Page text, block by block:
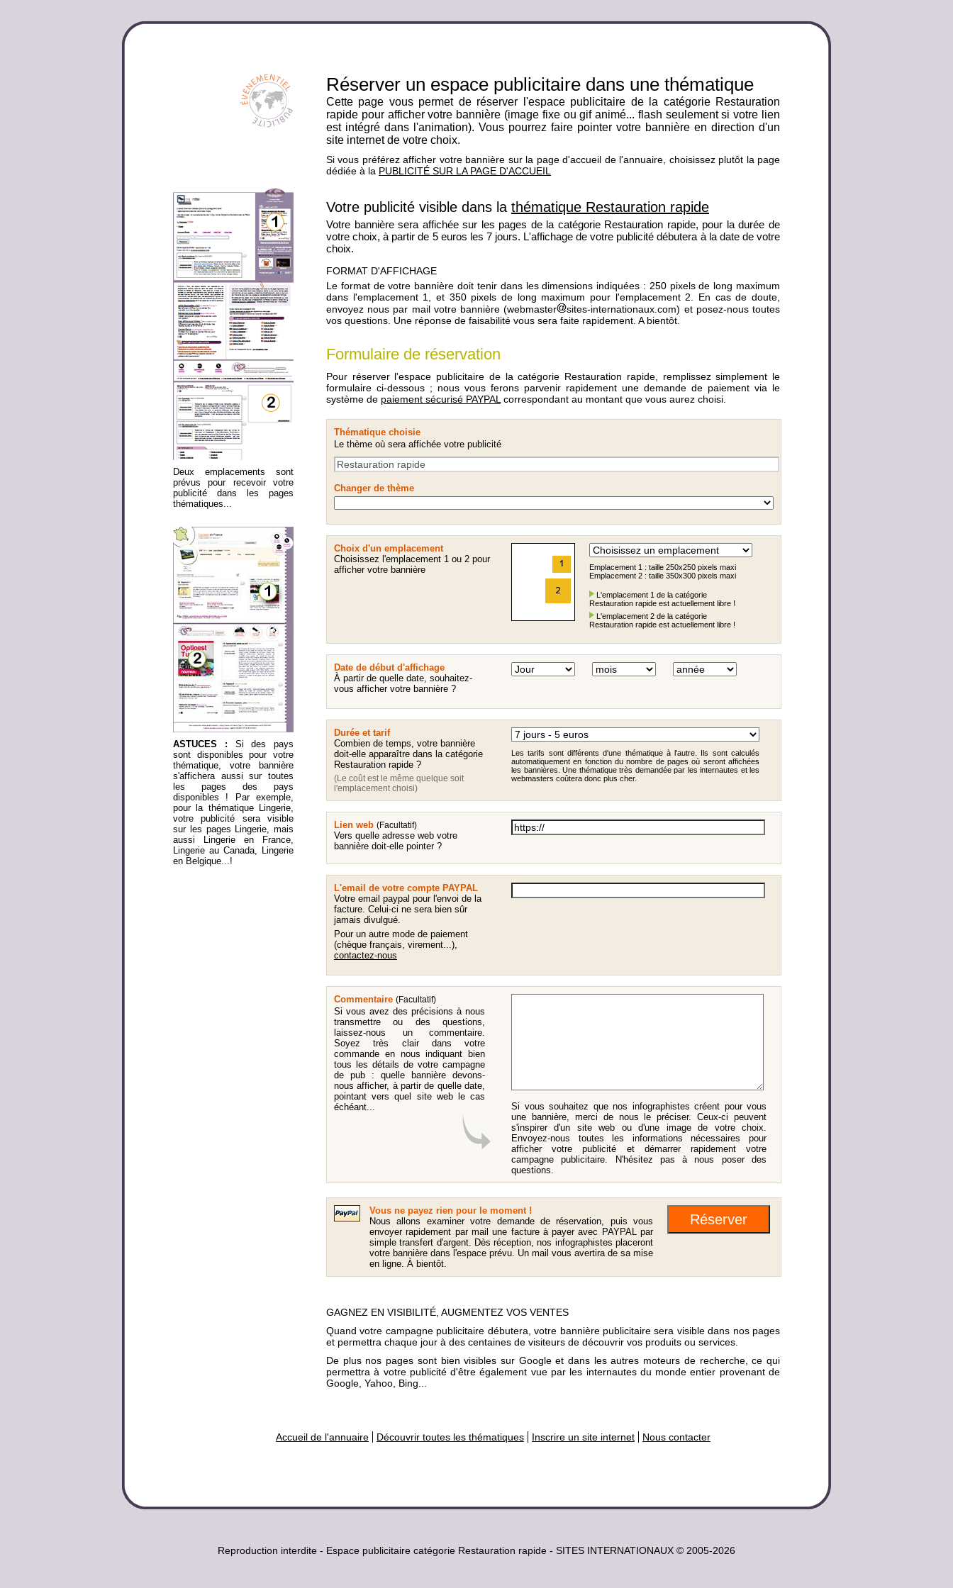
Réserver un espace publicitaire dans une thématique
Cette page vous permet de réserver l'espace publicitaire de la catégorie Restauration
rapide pour afficher votre bannière (image fixe ou gif animé... flash seulement si votre lien
est intégré dans l'animation). Vous pourrez faire pointer votre bannière en direction d'un
site internet de votre choix.
Si vous préférez afficher votre bannière sur la page d'accueil de l'annuaire, choisissez plutôt la page
dédiée à la PUBLICITÉ SUR LA PAGE D'ACCUEIL
Deux emplacements sont
prévus pour recevoir votre
publicité dans les pages
thématiques...
ASTUCES : Si des pays
sont disponibles pour votre
thématique, votre bannière
s'affichera aussi sur toutes
les pages des pays
disponibles ! Par exemple,
pour la thématique Lingerie,
votre publicité sera visible
sur les pages Lingerie, mais
aussi Lingerie en France,
Lingerie au Canada, Lingerie
en Belgique...!
Votre publicité visible dans la thématique Restauration rapide
Votre bannière sera affichée sur les pages de la catégorie Restauration rapide, pour la durée de
votre choix, à partir de 5 euros les 7 jours. L'affichage de votre publicité débutera à la date de votre
choix.
FORMAT D'AFFICHAGE
Le format de votre bannière doit tenir dans les dimensions indiquées : 250 pixels de long maximum
dans l'emplacement 1, et 350 pixels de long maximum pour l'emplacement 2. En cas de doute,
envoyez nous par mail votre bannière (webmaster
sites-internationaux.com) et posez-nous toutes
vos questions. Une réponse de faisabilité vous sera faite rapidement. A bientôt.
Formulaire de réservation
Pour réserver l'espace publicitaire de la catégorie Restauration rapide, remplissez simplement le
formulaire ci-dessous ; nous vous ferons parvenir rapidement une demande de paiement via le
système de paiement sécurisé PAYPAL correspondant au montant que vous aurez choisi.
Thématique choisie
Le thème où sera affichée votre publicité
Changer de thème
Choix d'un emplacement
Choisissez l'emplacement 1 ou 2 pour
afficher votre bannière
Emplacement 1 : taille 250x250 pixels maxi
Emplacement 2 : taille 350x300 pixels maxi
L'emplacement 1 de la catégorie
Restauration rapide est actuellement libre !
L'emplacement 2 de la catégorie
Restauration rapide est actuellement libre !
Date de début d'affichage
À partir de quelle date, souhaitez-
vous afficher votre bannière ?
Durée et tarif
Combien de temps, votre bannière
doit-elle apparaître dans la catégorie
Restauration rapide ?
(Le coût est le même quelque soit
l'emplacement choisi)
Les tarifs sont différents d'une thématique à l'autre. Ils sont calculés
automatiquement en fonction du nombre de pages où seront affichées
les bannières. Une thématique très demandée par les internautes et les
webmasters coûtera donc plus cher.
Lien web (Facultatif)
Vers quelle adresse web votre
bannière doit-elle pointer ?
L'email de votre compte PAYPAL
Votre email paypal pour l'envoi de la
facture. Celui-ci ne sera bien sûr
jamais divulgué.
Pour un autre mode de paiement
(chèque français, virement...),
contactez-nous
Commentaire (Facultatif)
Si vous avez des précisions à nous
transmettre ou des questions,
laissez-nous un commentaire.
Soyez très clair dans votre
commande en nous indiquant bien
tous les détails de votre campagne
de pub : quelle bannière devons-
nous afficher, à partir de quelle date,
pointant vers quel site web le cas
échéant...
Si vous souhaitez que nos infographistes créent pour vous
une bannière, merci de nous le préciser. Ceux-ci peuvent
s'inspirer d'un site web ou d'une image de votre choix.
Envoyez-nous toutes les informations nécessaires pour
afficher votre publicité et démarrer rapidement votre
campagne publicitaire. N'hésitez pas à nous poser des
questions.
Vous ne payez rien pour le moment !
Nous allons examiner votre demande de réservation, puis vous
envoyer rapidement par mail une facture à payer avec PAYPAL par
simple transfert d'argent. Dès réception, nos infographistes placeront
votre bannière dans l'espace prévu. Un mail vous avertira de sa mise
en ligne. À bientôt.
GAGNEZ EN VISIBILITÉ, AUGMENTEZ VOS VENTES
Quand votre campagne publicitaire débutera, votre bannière publicitaire sera visible dans nos pages
et permettra chaque jour à des centaines de visiteurs de découvrir vos produits ou services.
De plus nos pages sont bien visibles sur Google et dans les autres moteurs de recherche, ce qui
permettra à votre publicité d'être également vue par les internautes du monde entier provenant de
Google, Yahoo, Bing...
Accueil de l'annuaire Découvrir toutes les thématiques Inscrire un site internet Nous contacter
Reproduction interdite - Espace publicitaire catégorie Restauration rapide - SITES INTERNATIONAUX © 2005-2026